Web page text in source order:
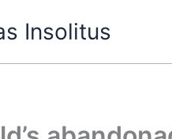
Insolitus